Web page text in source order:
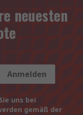
neuesten
Anmelden
uns bei
gemäß der